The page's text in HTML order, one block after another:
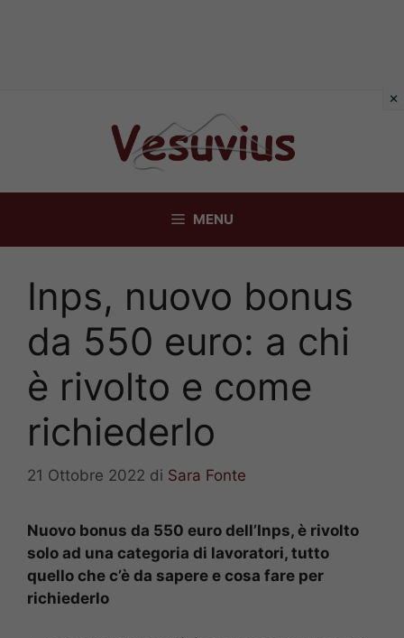
MENU
Inps, nuovo bonus
da 550 euro: a chi
è rivolto e come
richiederlo
21 Ottobre 2022 di Sara Fonte
Nuovo bonus da 550 euro dell’Inps, è rivolto
solo ad una categoria di lavoratori, tutto
quello che c’è da sapere e cosa fare per
richiederlo